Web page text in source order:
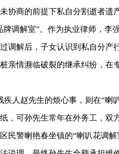
协商的前提下私自分割逝者遗
调解室”。作为执业律师，李
调解后，子女认识到私自分产
亲情濒临破裂的继承纠纷，在
人赵先生的烦心事，则在“喇
，可孙先生常年在外务工，双
民警喇艳春坐镇的“喇叭花调